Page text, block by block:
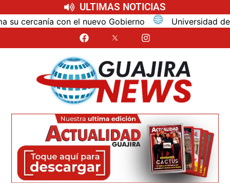
ULTIMAS NOTICIAS
con el nuevo Gobierno Universidad de La